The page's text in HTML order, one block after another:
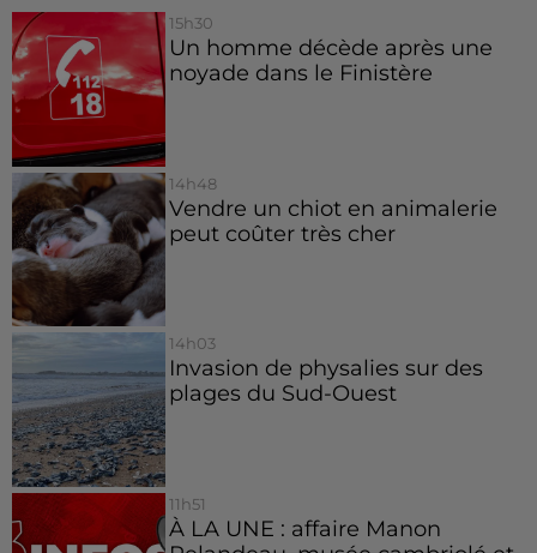
15h30
Un homme décède après une
noyade dans le Finistère
14h48
Vendre un chiot en animalerie
peut coûter très cher
14h03
Invasion de physalies sur des
plages du Sud-Ouest
11h51
À LA UNE : affaire Manon